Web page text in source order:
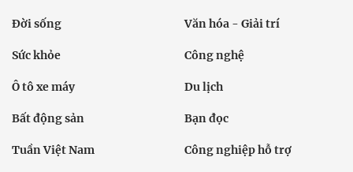
Đời sống Văn hóa - Giải trí
Sức khỏe Công nghệ
Ô tô xe máy Du lịch
Bất động sản Bạn đọc
Tuần Việt Nam Công nghiệp hỗ trợ